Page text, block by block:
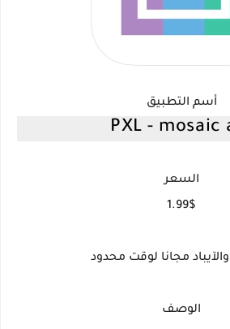
أسم التطبيق
PXL - mosaic
السعر
1.99$
مجانا لوقت محدود
الوصف